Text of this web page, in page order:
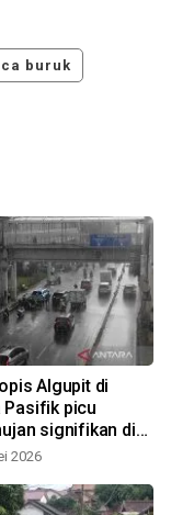
buruk
Algupit di
Pasifik picu
signifikan di
2026